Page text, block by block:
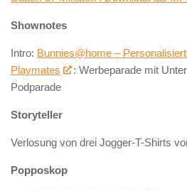
Shownotes
Intro: Bunnies@home –
Playmates
: Werbeparade mit
Podparade
Storyteller
Verlosung von drei Jogger-T-Shirts
Popposkop